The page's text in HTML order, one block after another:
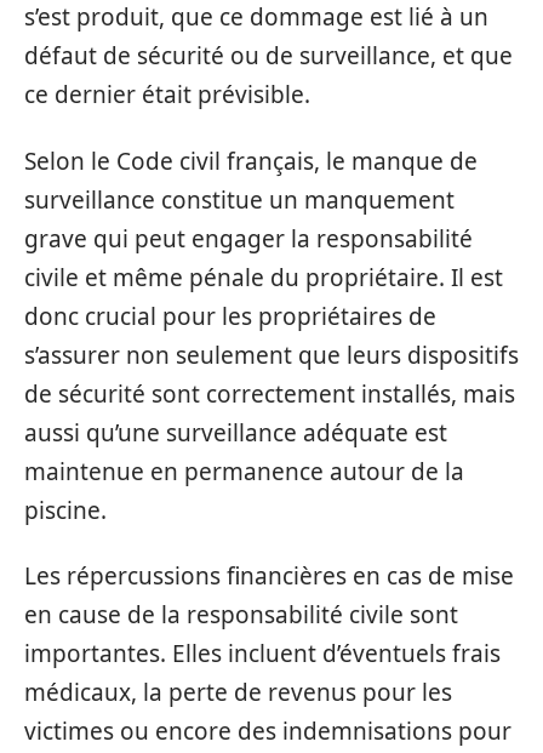
s’est produit, que ce dommage est lié à un
défaut de sécurité ou de surveillance, et que
ce dernier était prévisible.
Selon le Code civil français, le manque de
surveillance constitue un manquement
grave qui peut engager la responsabilité
civile et même pénale du propriétaire. Il est
donc crucial pour les propriétaires de
s’assurer non seulement que leurs dispositifs
de sécurité sont correctement installés, mais
aussi qu’une surveillance adéquate est
maintenue en permanence autour de la
piscine.
Les répercussions financières en cas de mise
en cause de la responsabilité civile sont
importantes. Elles incluent d’éventuels frais
médicaux, la perte de revenus pour les
victimes ou encore des indemnisations pour